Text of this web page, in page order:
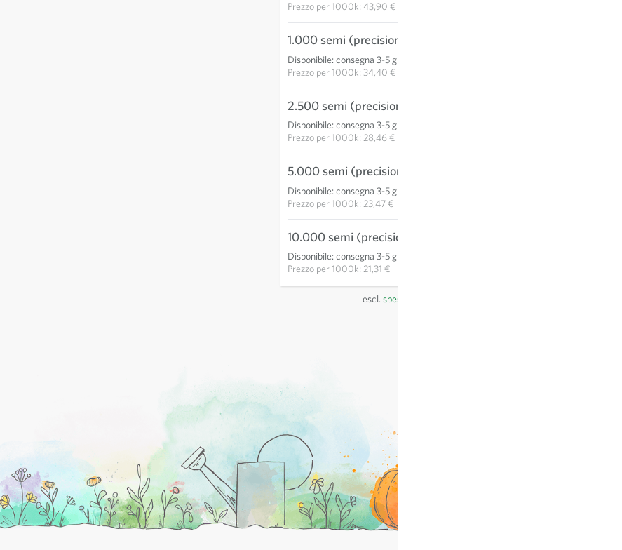
Prezzo per1000k: 43,90 €
1.000 semi (precisione)
Disponibile: consegna 3-5 giorni
Prezzo per1000k: 34,40 €
2.500 semi (precisione)
Disponibile: consegna 3-5 giorni
Prezzo per1000k: 28,46 €
5.000 semi (precisione)
Disponibile: consegna 3-5 giorni
Prezzo per1000k: 23,47 €
10.000 semi (precisione)
Disponibile: consegna 3-5 giorni
Prezzo per1000k: 21,31 €
escl. spese di spedizione